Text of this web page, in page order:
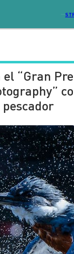
“Gran